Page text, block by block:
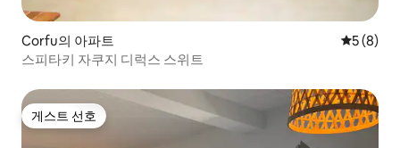
Corfu의 아파트 평점 5점
5 (8)
스피타키 자쿠지 디럭스 스위트
게스트 선호
게스트 선호